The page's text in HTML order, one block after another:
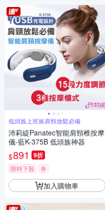
低頭族上班族肩頸放鬆必備
沛莉緹Panatec智能肩頸椎按摩
儀-藍K-375B 低頭族神器
$891 9折
限時下殺 券
加入購物車